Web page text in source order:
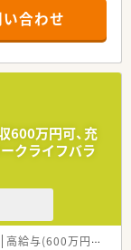
日あたりの処方箋
約70枚に達しま
、30代から60代ま
体制で運営してい
たため急募してお
できる方を求めて
広く受け入れてお
たい方を歓迎しま
間まで対応いただ
合わせ
600万円可、充
クライフバラ
高給与(600万円以上)